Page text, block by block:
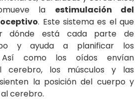
la estimulación del
. Este sistema es el que
dónde está cada parte de
y ayuda a planificar los
Así como los oídos envían
cerebro, los músculos y las
la posición del cuerpo y
cerebro.